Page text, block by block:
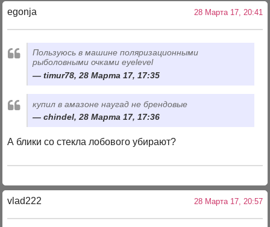
egonja 28 Марта 17, 20:41
Пользуюсь в машине поляризационными
рыболовными очками eyelevel
timur78, 28 Марта 17, 17:35
купил в амазоне наугад не брендовые
chindel, 28 Марта 17, 17:36
А блики со стекла лобового убирают?
vlad222 28 Марта 17, 20:57